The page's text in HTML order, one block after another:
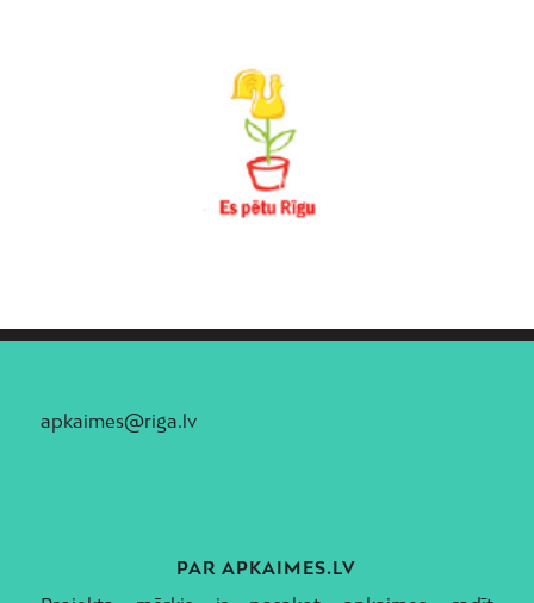
apkaimes@riga.lv
PAR APKAIMES.LV